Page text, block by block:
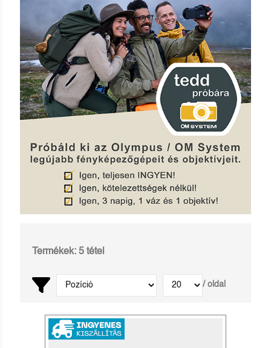
Termékek: 5 tétel
/ oldal